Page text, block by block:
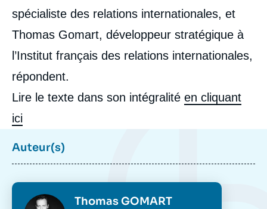
spécialiste des relations internationales, et
Thomas Gomart, développeur stratégique à
l’Institut français des relations internationales,
répondent.
Lire le texte dans son intégralité en cliquant
ici
Auteur(s)
Photo Thomas GOMART